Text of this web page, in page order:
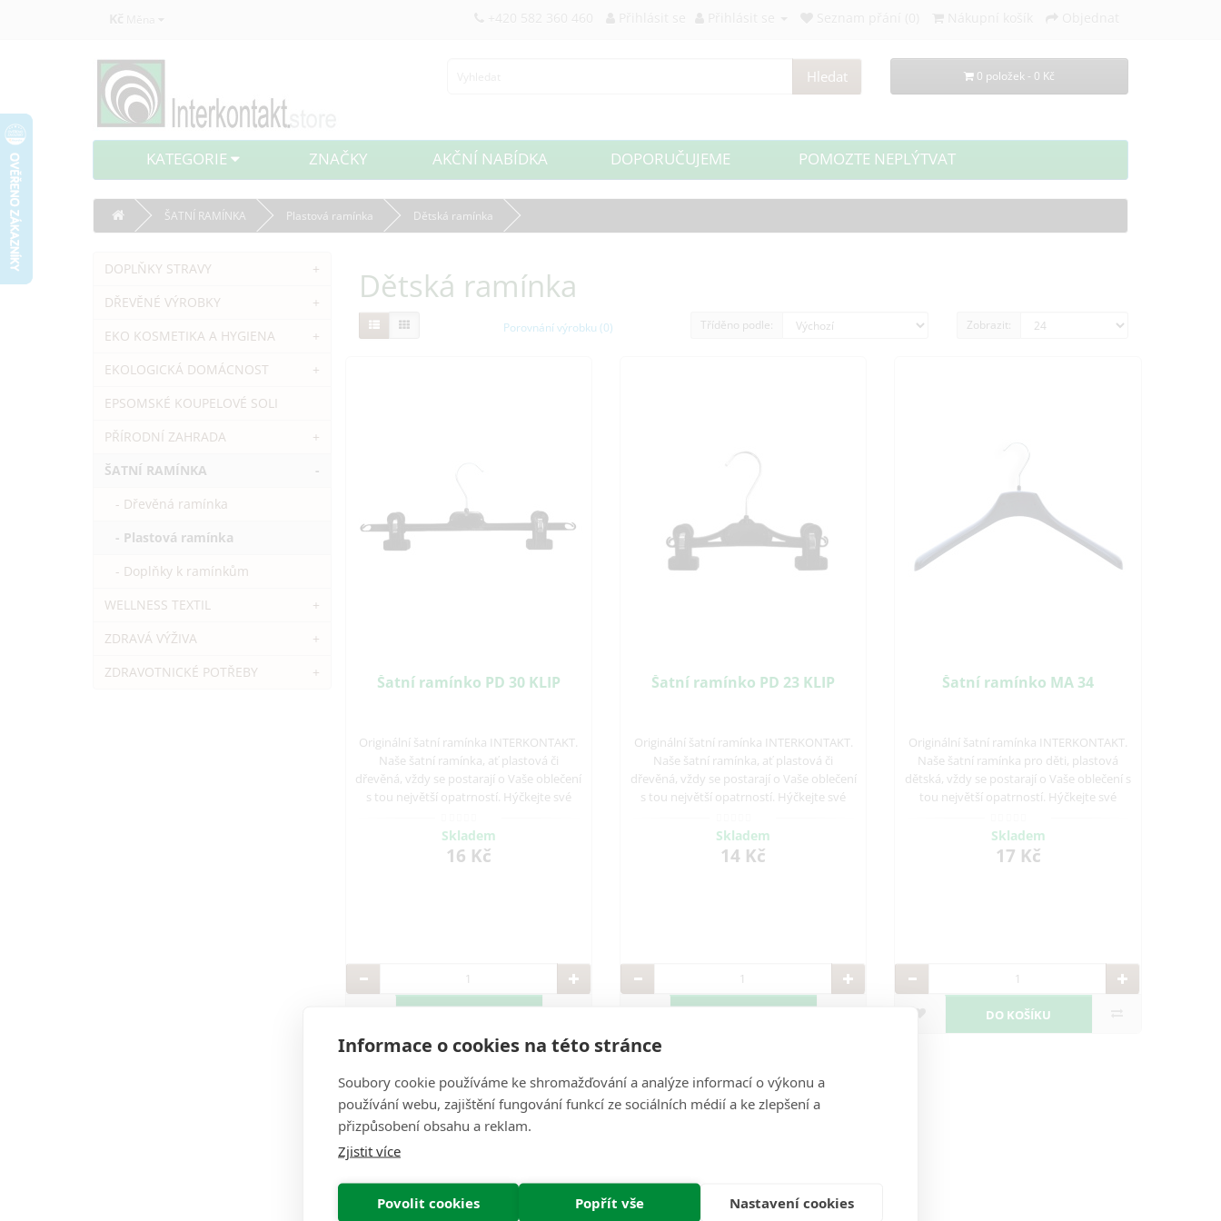
Informace o cookies na této stránce
Soubory cookie používáme ke shromažďování a analýze informací o výkonu a
používání webu, zajištění fungování funkcí ze sociálních médií a ke zlepšení a
přizpůsobení obsahu a reklam.
Zjistit více
Povolit cookies Popřít vše Nastavení cookies
Kč Měna +420 582 360 460 Přihlásit se Přihlásit se Seznam přání (0) Objednat
Hledat 0 položek - 0 Kč
KATEGORIE ZNAČKY AKČNÍ NABÍDKA DOPORUČUJEME POMOZTE NEPLÝTVAT
ŠATNÍ RAMÍNKA Plastová ramínka Dětská ramínka
DOPLŇKY STRAVY
+
DŘEVĚNÉ VÝROBKY
+
EKO KOSMETIKA A HYGIENA
+
EKOLOGICKÁ DOMÁCNOST
+
EPSOMSKÉ KOUPELOVÉ SOLI
PŘÍRODNÍ ZAHRADA
+
ŠATNÍ RAMÍNKA
-
- Dřevěná ramínka
- Plastová ramínka
- Doplňky k ramínkům
WELLNESS TEXTIL
+
ZDRAVÁ VÝŽIVA
+
ZDRAVOTNICKÉ POTŘEBY
+
Dětská ramínka
Porovnání výrobku (0) Tříděno podle: Zobrazit:
Šatní ramínko PD 30 KLIP
Originální šatní ramínka INTERKONTAKT.
Naše šatní ramínka, ať plastová či
dřevěná, vždy se postarají o Vaše oblečení
s tou největší opatrností. Hýčkejte své
prověřenými tvary. Nabízíme praktická
ramínka na šaty, sukně i
Skladem
16 Kč
Šatní ramínko PD 23 KLIP
Originální šatní ramínka INTERKONTAKT.
Naše šatní ramínka, ať plastová či
dřevěná, vždy se postarají o Vaše oblečení
s tou největší opatrností. Hýčkejte své
prověřenými tvary. Nabízíme praktická
ramínka na šaty, sukně i
Skladem
14 Kč
Šatní ramínko MA 34
Originální šatní ramínka INTERKONTAKT.
Naše šatní ramínka pro děti, plastová
dětská, vždy se postarají o Vaše oblečení s
tou největší opatrností. Hýčkejte své
prověřenými tvary.
Skladem
17 Kč
DO KOŠÍKU